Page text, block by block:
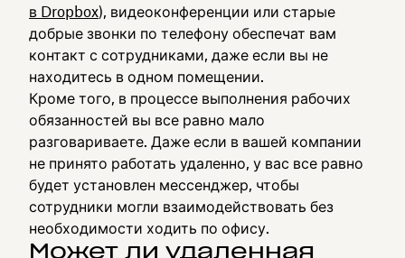
в Dropbox), видеоконференции или старые
добрые звонки по телефону обеспечат вам
контакт с сотрудниками, даже если вы не
находитесь в одном помещении.
Кроме того, в процессе выполнения рабочих
обязанностей вы все равно мало
разговариваете. Даже если в вашей компании
не принято работать удаленно, у вас все равно
будет установлен мессенджер, чтобы
сотрудники могли взаимодействовать без
необходимости ходить по офису.
Может ли удаленная